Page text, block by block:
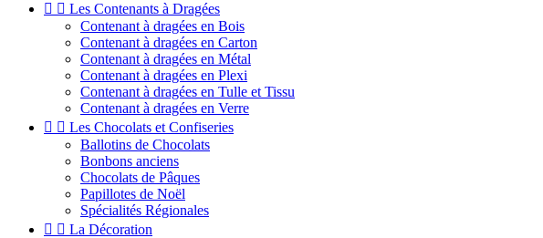
  Les Contenants à Dragées
Contenant à dragées en Bois
Contenant à dragées en Carton
Contenant à dragées en Métal
Contenant à dragées en Plexi
Contenant à dragées en Tulle et Tissu
Contenant à dragées en Verre
  Les Chocolats et Confiseries
Ballotins de Chocolats
Bonbons anciens
Chocolats de Pâques
Papillotes de Noël
Spécialités Régionales
  La Décoration